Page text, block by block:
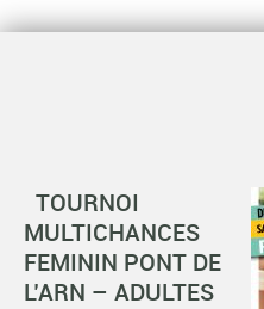
TOURNOI
MULTICHANCES
FEMININ PONT DE
L’ARN – ADULTES